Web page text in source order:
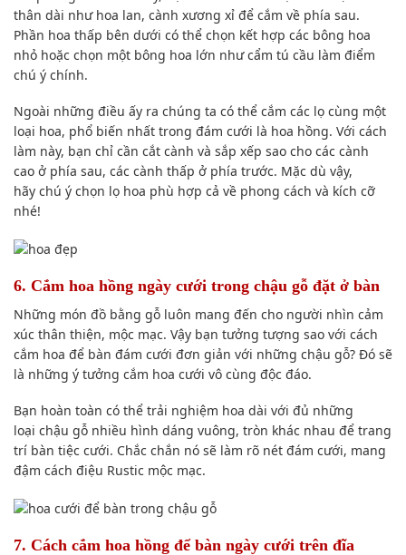
thân dài như hoa lan, cành xương xỉ để cắm về phía sau.
Phần hoa thấp bên dưới có thể chọn kết hợp các bông hoa
nhỏ hoặc chọn một bông hoa lớn như cẩm tú cầu làm điểm
chú ý chính.
Ngoài những điều ấy ra chúng ta có thể cắm các lọ cùng một
loại hoa, phổ biến nhất trong đám cưới là hoa hồng. Với cách
làm này, bạn chỉ cần cắt cành và sắp xếp sao cho các cành
cao ở phía sau, các cành thấp ở phía trước. Mặc dù vậy,
hãy chú ý chọn lọ hoa phù hợp cả về phong cách và kích cỡ
nhé!
6. Cắm hoa hồng ngày cưới trong chậu gỗ đặt ở bàn
Những món đồ bằng gỗ luôn mang đến cho người nhìn cảm
xúc thân thiện, mộc mạc. Vậy bạn tưởng tượng sao với cách
cắm hoa để bàn đám cưới đơn giản với những chậu gỗ? Đó sẽ
là những ý tưởng cắm hoa cưới vô cùng độc đáo.
Bạn hoàn toàn có thể trải nghiệm hoa dài với đủ những
loại chậu gỗ nhiều hình dáng vuông, tròn khác nhau để trang
trí bàn tiệc cưới. Chắc chắn nó sẽ làm rõ nét đám cưới, mang
đậm cách điệu Rustic mộc mạc.
7. Cách cắm hoa hồng để bàn ngày cưới trên đĩa